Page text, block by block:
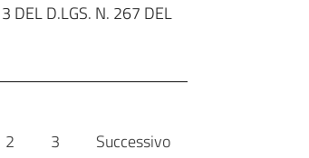
DEL D.LGS. N. 267 DEL
2 3 Successivo